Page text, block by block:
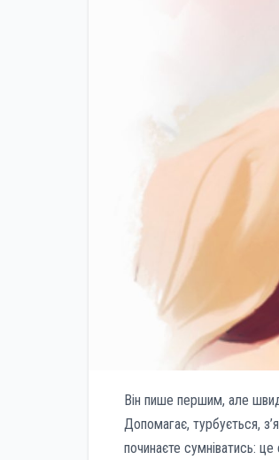
Він пише першим, але
Допомагає, турбується,
починаєте сумніватись: